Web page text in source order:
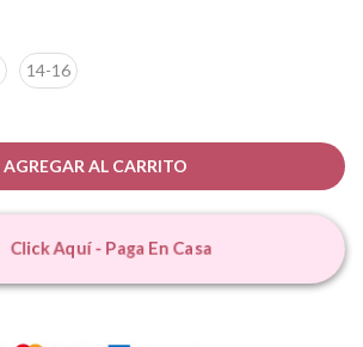
14-16
AGREGAR AL CARRITO
Click Aquí - Paga En Casa